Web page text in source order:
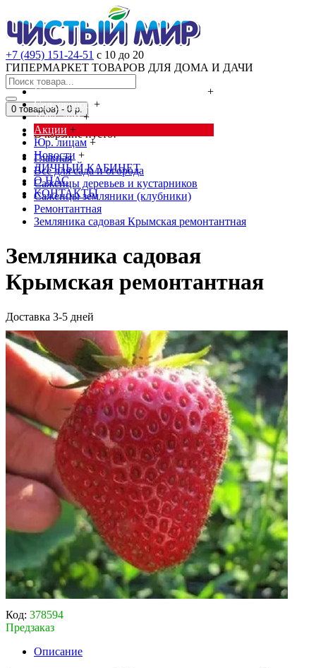
+7 (495) 151-24-51 с 10 до 20
ГИПЕРМАРКЕТ ТОВАРОВ ДЛЯ ДОМА И ДАЧИ
Cредства от насекомых и грызунов
+
Сад, огород +
Дача, дом +
Акции +
Юр. лицам +
Новости +
ЛИЧНЫЙ КАБИНЕТ
О НАС
КОНТАКТЫ
0 товар(ов) - 0 р.
В корзине пусто!
Главная
Всё для сада и огорода
Саженцы деревьев и кустарников
Саженцы земляники (клубники)
Ремонтантная
Земляника садовая Крымская ремонтантная
Земляника садовая
Крымская ремонтантная
Доставка 3-5 дней
Код: 378594
Предзаказ
Описание